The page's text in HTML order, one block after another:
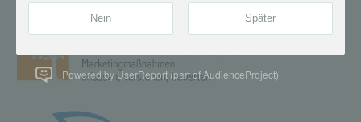
Powered by UserReport (part of AudienceProject)